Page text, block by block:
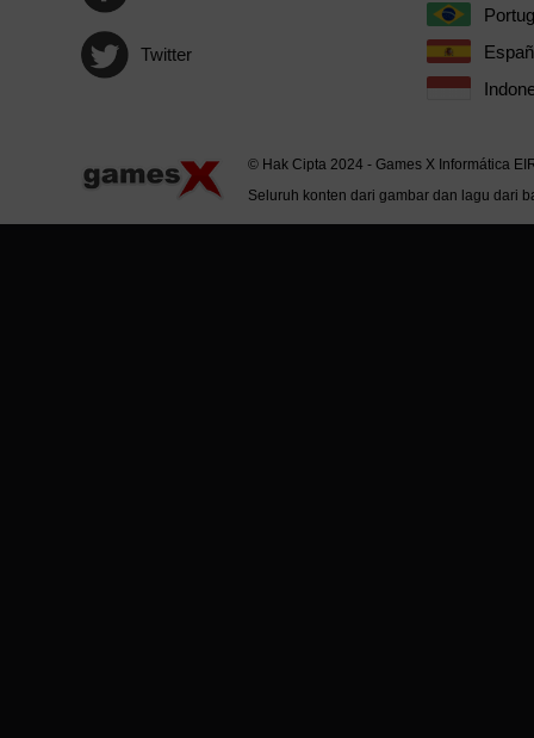
Twitter
© Hak Cipta 2024 - Games X Informática
Seluruh konten dari gambar dan lagu dari